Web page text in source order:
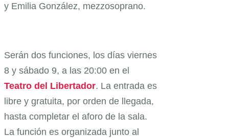
y Emilia González, mezzosoprano.
Serán dos funciones, los días viernes
8 y sábado 9, a las 20:00 en el
Teatro del Libertador. La entrada es
libre y gratuita, por orden de llegada,
hasta completar el aforo de la sala.
La función es organizada junto al